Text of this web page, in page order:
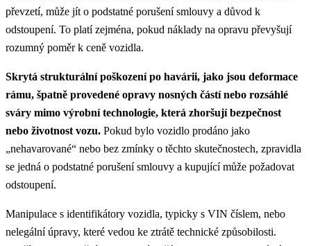
převzetí, může jít o podstatné porušení smlouvy a důvod k
odstoupení. To platí zejména, pokud náklady na opravu převyšují
rozumný poměr k ceně vozidla.
Skrytá strukturální poškození po havárii, jako jsou deformace
rámu, špatně provedené opravy nosných částí nebo rozsáhlé
sváry mimo výrobní technologie, která zhoršují bezpečnost
nebo životnost vozu. Pokud bylo vozidlo prodáno jako
„nehavarované“ nebo bez zmínky o těchto skutečnostech, zpravidla
se jedná o podstatné porušení smlouvy a kupující může požadovat
odstoupení.
Manipulace s identifikátory vozidla, typicky s VIN číslem, nebo
nelegální úpravy, které vedou ke ztrátě technické způsobilosti.